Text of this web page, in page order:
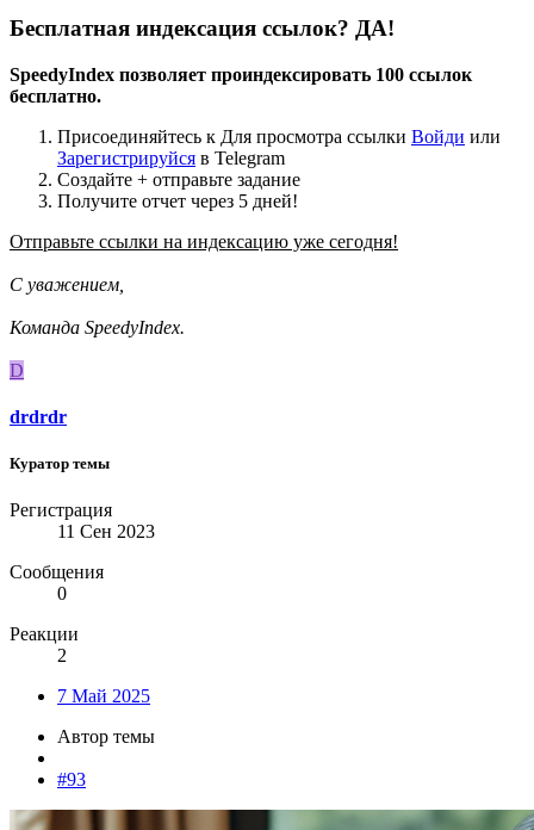
Бесплатная индексация ссылок? ДА!
SpeedyIndex позволяет проиндексировать 100 ссылок
бесплатно.
Присоединяйтесь к Для просмотра ссылки Войди или
Зарегистрируйся в Telegram
Создайте + отправьте задание
Получите отчет через 5 дней!
Отправьте ссылки на индексацию уже сегодня!
С уважением,
Команда SpeedyIndex.
D
drdrdr
Куратор темы
Регистрация
11 Сен 2023
Сообщения
0
Реакции
2
7 Май 2025
Автор темы
#93